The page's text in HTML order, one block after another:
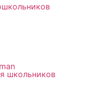
школьников